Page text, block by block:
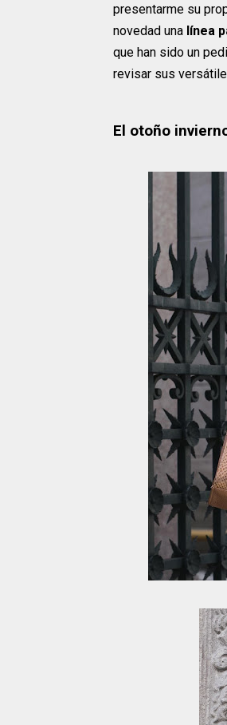
presentarme su
novedad una línea
que han sido un
revisar sus
El otoño